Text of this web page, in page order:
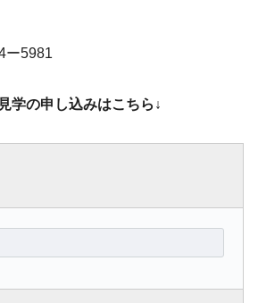
ー5981
学の申し込みはこちら↓